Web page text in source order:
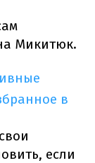
Микитюк.
в
если